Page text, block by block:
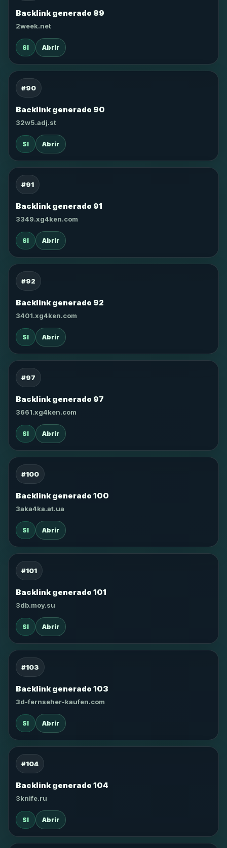
Backlink generado 89
2week.net
SI Abrir
#90
Backlink generado 90
32w5.adj.st
SI Abrir
#91
Backlink generado 91
3349.xg4ken.com
SI Abrir
#92
Backlink generado 92
3401.xg4ken.com
SI Abrir
#97
Backlink generado 97
3661.xg4ken.com
SI Abrir
#100
Backlink generado 100
3aka4ka.at.ua
SI Abrir
#101
Backlink generado 101
3db.moy.su
SI Abrir
#103
Backlink generado 103
3d-fernseher-kaufen.com
SI Abrir
#104
Backlink generado 104
3knife.ru
SI Abrir